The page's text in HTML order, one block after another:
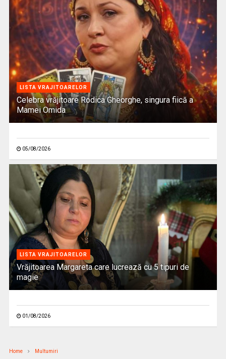
LISTA VRAJITOARELOR
Celebra vrăjitoare Rodica Gheorghe, singura fiică a
Mamei Omida
05/08/2026
LISTA VRAJITOARELOR
Vrăjitoarea Margareta care lucrează cu 5 tipuri de
magie
01/08/2026
Home Multumiri